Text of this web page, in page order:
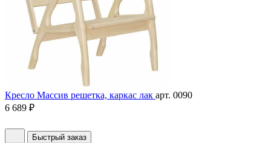
Кресло Массив решетка, каркас лак арт. 0090
6 689 ₽
Быстрый заказ